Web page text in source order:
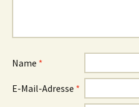
Name *
E-Mail-Adresse *